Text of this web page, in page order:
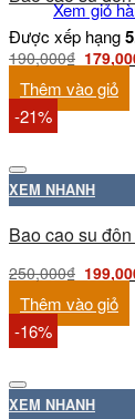
Xem giỏ
Được xếp hạng
190,000₫
Thêm vào giỏ
-21%
XEM NHANH
Bao cao su
250,000₫
Thêm vào giỏ
-16%
XEM NHANH